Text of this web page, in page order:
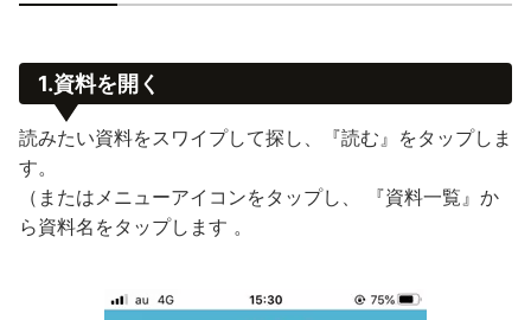
1.資料を開く
読みたい資料をスワイプして探し、『読む』をタップしま
す。
（またはメニューアイコンをタップし、 『資料一覧』か
ら資料名をタップします 。